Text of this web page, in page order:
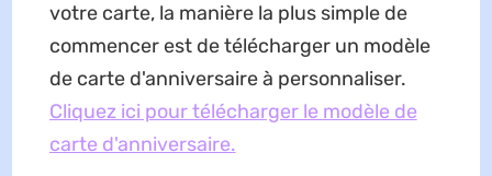
votre carte, la manière la plus simple de
commencer est de télécharger un modèle
de carte d'anniversaire à personnaliser.
Cliquez ici pour télécharger le modèle de
carte d'anniversaire.